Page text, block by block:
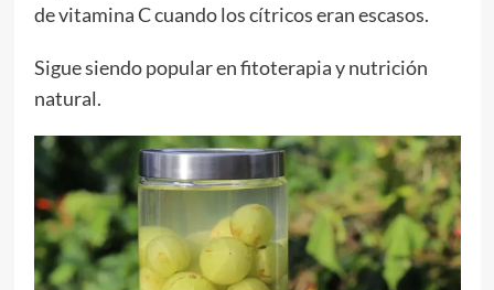
de vitamina C cuando los cítricos eran escasos.
Sigue siendo popular en fitoterapia y nutrición
natural.